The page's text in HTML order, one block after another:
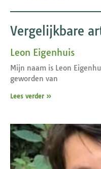
Vergelijkbare
Leon Eigenhuis
Mijn naam is Leon
geworden van
Lees verder »